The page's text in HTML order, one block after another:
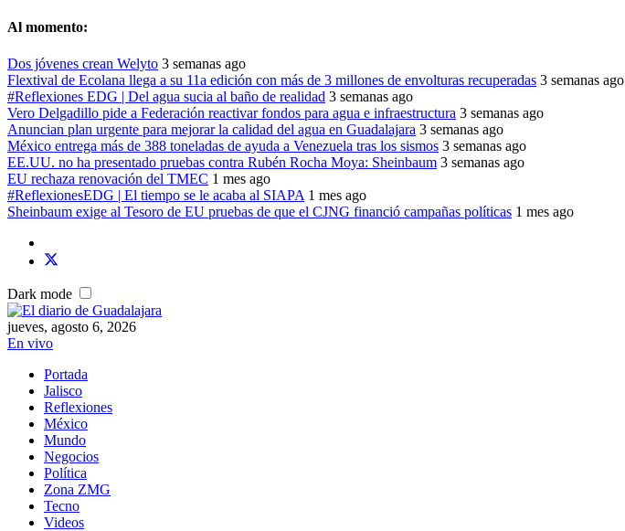
Al momento:
Dos jóvenes crean Welyto 3 semanas ago
Flextival de Ecolana llega a su 11a edición con más de 3 millones de envolturas recuperadas 3 semanas ago
#Reflexiones EDG | Del agua sucia al baño de realidad 3 semanas ago
Vero Delgadillo pide a Federación reactivar fondos para agua e infraestructura 3 semanas ago
Anuncian plan urgente para mejorar la calidad del agua en Guadalajara 3 semanas ago
México entrega más de 388 toneladas de ayuda a Venezuela tras los sismos 3 semanas ago
EE.UU. no ha presentado pruebas contra Rubén Rocha Moya: Sheinbaum 3 semanas ago
EU rechaza renovación del TMEC 1 mes ago
#ReflexionesEDG | El tiempo se le acaba al SIAPA 1 mes ago
Sheinbaum exige al Tesoro de EU pruebas de que el CJNG financió campañas políticas 1 mes ago
Dark mode
jueves, agosto 6, 2026
En vivo
Portada
Jalisco
Reflexiones
México
Mundo
Negocios
Política
Zona ZMG
Tecno
Videos